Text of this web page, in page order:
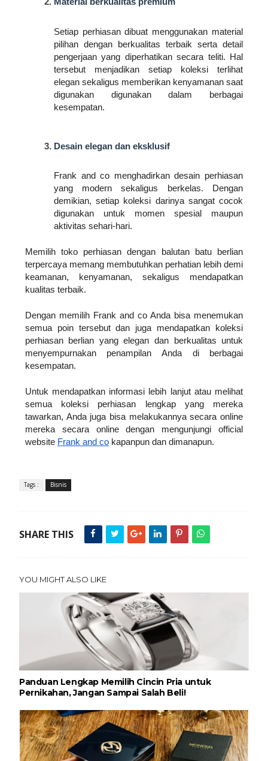
Material berkualitas premium
Setiap perhiasan dibuat menggunakan material
pilihan dengan berkualitas terbaik serta detail
pengerjaan yang diperhatikan secara teliti. Hal
tersebut menjadikan setiap koleksi terlihat
elegan sekaligus memberikan kenyamanan saat
digunakan digunakan dalam berbagai
kesempatan.
Desain elegan dan eksklusif
Frank and co menghadirkan desain perhiasan
yang modern sekaligus berkelas. Dengan
demikian, setiap koleksi darinya sangat cocok
digunakan untuk momen spesial maupun
aktivitas sehari-hari.
Memilih toko perhiasan dengan balutan batu berlian
terpercaya memang membutuhkan perhatian lebih demi
keamanan, kenyamanan, sekaligus mendapatkan
kualitas terbaik.
Dengan memilih Frank and co Anda bisa menemukan
semua poin tersebut dan juga mendapatkan koleksi
perhiasan berlian yang elegan dan berkualitas untuk
menyempurnakan penampilan Anda di berbagai
kesempatan.
Untuk mendapatkan informasi lebih lanjut atau melihat
semua koleksi perhiasan lengkap yang mereka
tawarkan, Anda juga bisa melakukannya secara online
mereka secara online dengan mengunjungi official
website Frank and co kapanpun dan dimanapun.
Tags : Bisnis
SHARE THIS
YOU MIGHT ALSO LIKE
Panduan Lengkap Memilih Cincin Pria untuk
Pernikahan, Jangan Sampai Salah Beli!